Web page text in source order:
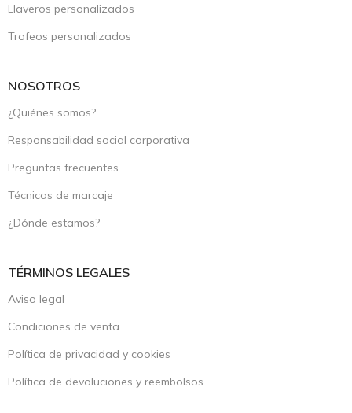
Llaveros personalizados
Trofeos personalizados
NOSOTROS
¿Quiénes somos?
Responsabilidad social corporativa
Preguntas frecuentes
Técnicas de marcaje
¿Dónde estamos?
TÉRMINOS LEGALES
Aviso legal
Condiciones de venta
Política de privacidad y cookies
Política de devoluciones y reembolsos